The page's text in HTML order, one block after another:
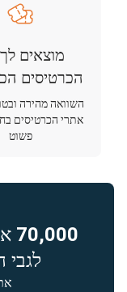
מוצאים
הכרטיסים
השוואה מהירה
אתרי הכרטיסים
פשוט
70,000